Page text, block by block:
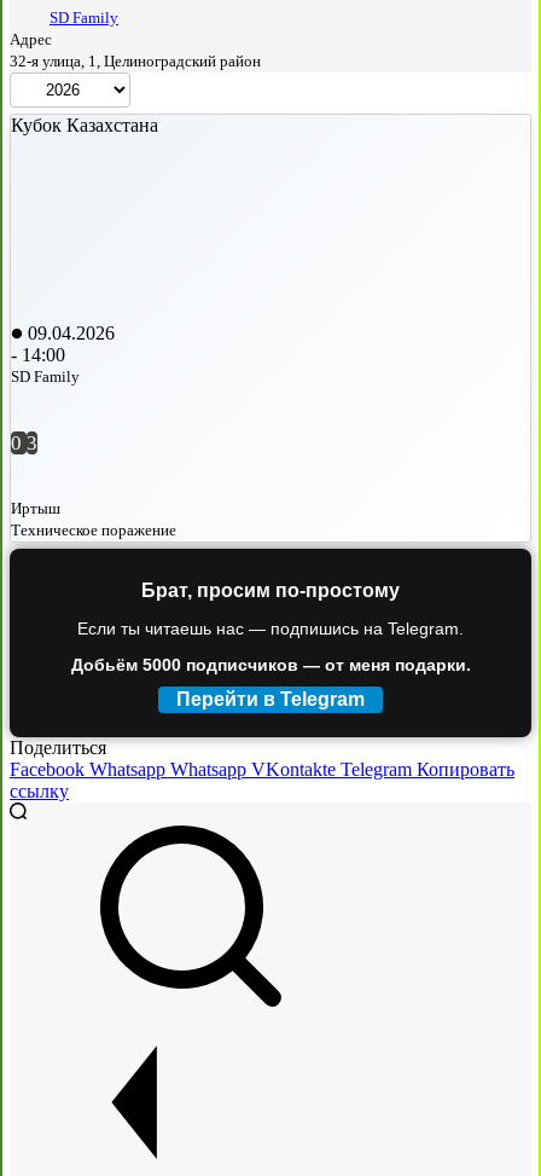
SD Family
Адрес
32-я улица, 1, Целиноградский район
Кубок Казахстана
09.04.2026
- 14:00
SD Family
0 3
Иртыш
Техническое поражение
Брат, просим по-простому
Если ты читаешь нас — подпишись на Telegram.
Добьём 5000 подписчиков — от меня подарки.
Перейти в Telegram
Поделиться
Facebook Whatsapp Whatsapp VKontakte Telegram Копировать
ссылку